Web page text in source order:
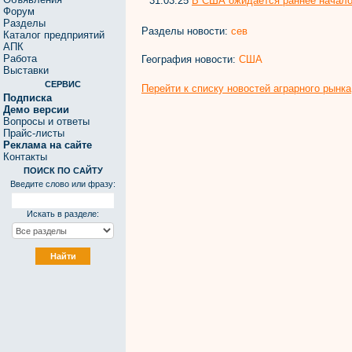
Форум
Разделы
Каталог предприятий
АПК
Работа
Выставки
СЕРВИС
Подписка
Демо версии
Вопросы и ответы
Прайс-листы
Реклама на сайте
Контакты
ПОИСК ПО САЙТУ
Введите слово или фразу:
Искать в разделе:
Разделы новости: сев
География новости: США
Перейти к списку новостей аграрного рынка